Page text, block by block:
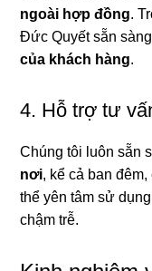
ngoài hợp đồng.
Đức Quyết sẵn
của khách hàng.
4. Hỗ trợ tư
Chúng tôi luôn sẵn
nơi, kể cả ban
thể yên tâm sử
chậm trễ.